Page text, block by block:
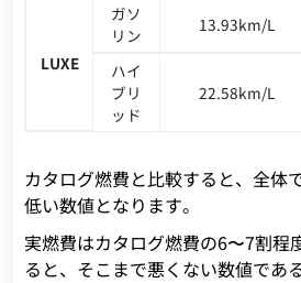
LUXE
ガソ
リン
13.93km/L
ハイ
ブリ
ッド
22.58km/L
カタログ燃費と比較すると、全体
低い数値となります。
実燃費はカタログ燃費の6〜7割程
ると、そこまで悪くない数値であ